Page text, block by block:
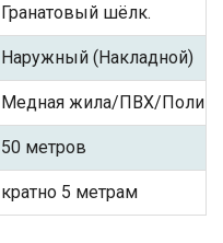
Гранатовый шёлк.
Наружный (Накладной)
Медная жила/ПВХ/
50 метров
кратно 5 метрам